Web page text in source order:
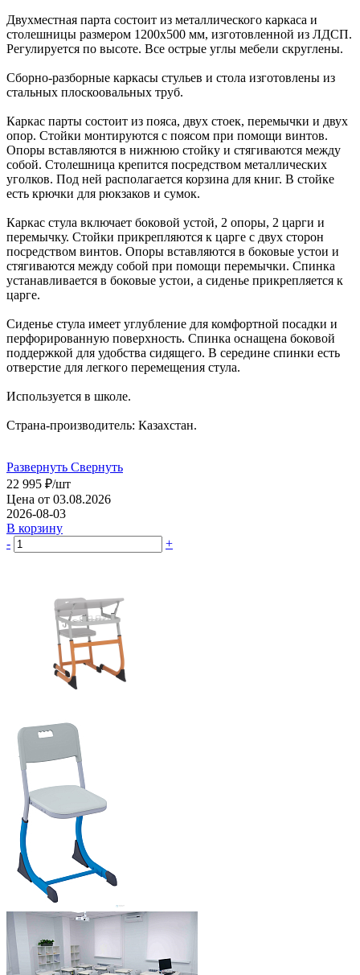
Двухместная парта состоит из металлического каркаса и
столешницы размером 1200х500 мм, изготовленной из ЛДСП.
Регулируется по высоте. Все острые углы мебели скруглены.
Сборно-разборные каркасы стульев и стола изготовлены из
стальных плоскоовальных труб.
Каркас парты состоит из пояса, двух стоек, перемычки и двух
опор. Стойки монтируются с поясом при помощи винтов.
Опоры вставляются в нижнюю стойку и стягиваются между
собой. Столешница крепится посредством металлических
уголков. Под ней располагается корзина для книг. В стойке
есть крючки для рюкзаков и сумок.
Каркас стула включает боковой устой, 2 опоры, 2 царги и
перемычку. Стойки прикрепляются к царге с двух сторон
посредством винтов. Опоры вставляются в боковые устои и
стягиваются между собой при помощи перемычки. Спинка
устанавливается в боковые устои, а сиденье прикрепляется к
царге.
Сиденье стула имеет углубление для комфортной посадки и
перфорированную поверхность. Спинка оснащена боковой
поддержкой для удобства сидящего. В середине спинки есть
отверстие для легкого перемещения стула.
Используется в школе.
Страна-производитель: Казахстан.
Развернуть Свернуть
22 995 ₽/шт
Цена от 03.08.2026
2026-08-03
В корзину
-
+